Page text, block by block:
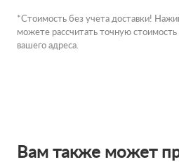
*Стоимость без учета доставки!
можете рассчитать точную
вашего адреса.
Вам также может